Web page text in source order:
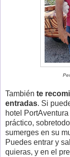
También te
entradas. Si
hotel
práctico,
sumerges en su
Puedes entrar y
quieras, y en el